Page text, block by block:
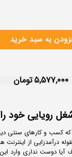
به سبد خرید
۵,۵۷۷,۰۰۰تومان
رویایی خود را
که کسب و کارهای سنتی
درآمدزایی از اینترنت
آیا دوست نداری وارد